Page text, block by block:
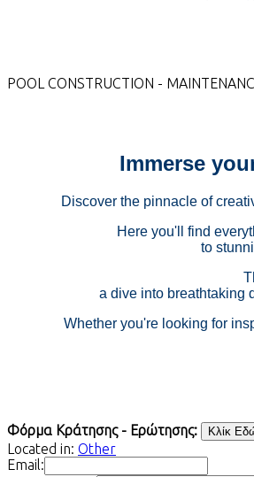
POOL CONSTRUCTION -
Immerse
Discover the pinnacle of
Here you'll find
to
a dive into breathtaking
Whether you're looking for
Φόρμα Κράτησης - Ερώτησης:
Located in: Other
Email: